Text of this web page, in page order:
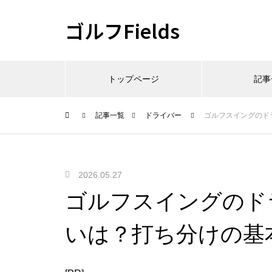
ゴルフFields
トップページ 記
記事一覧 ドライバー ゴルフスイングの
2026.05.27
ゴルフスイングの
いは？打ち分けの基